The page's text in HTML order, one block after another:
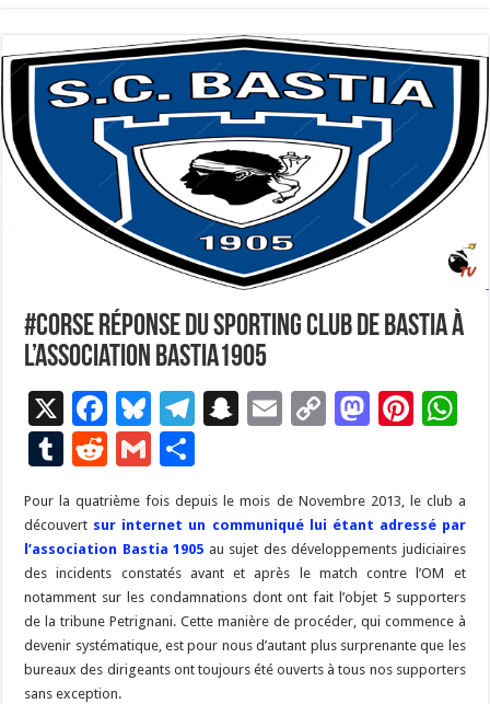
#Corse Réponse du Sporting Club de Bastia à
l’association Bastia1905
X
F
ac
e
b
o
o
k
Bl
u
es
ky
T
gr
a
m
S
p
c
h
at
E
l
C
y
Li
n
k
M
d
o
n
Pi
es
t
p
p
T
m
bl
r
R
e
d
di
t
G
m
ai
l
ar
ta
g
er
Pour la quatrième fois depuis le mois de Novembre 2013, le club a
découvert sur internet un communiqué lui étant adressé par
l’association Bastia 1905 au sujet des développements judiciaires
des incidents constatés avant et après le match contre l’OM et
notamment sur les condamnations dont ont fait l’objet 5 supporters
de la tribune Petrignani.Cette manière de procéder, qui commence à
devenir systématique, est pour nous d’autant plus surprenante que les
bureaux des dirigeants ont toujours été ouverts à tous nos supporters
sans exception.